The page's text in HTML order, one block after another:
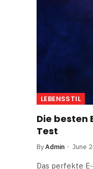
LEBENSSTIL
Die besten
Test
ByAdmin June
Das perfekte